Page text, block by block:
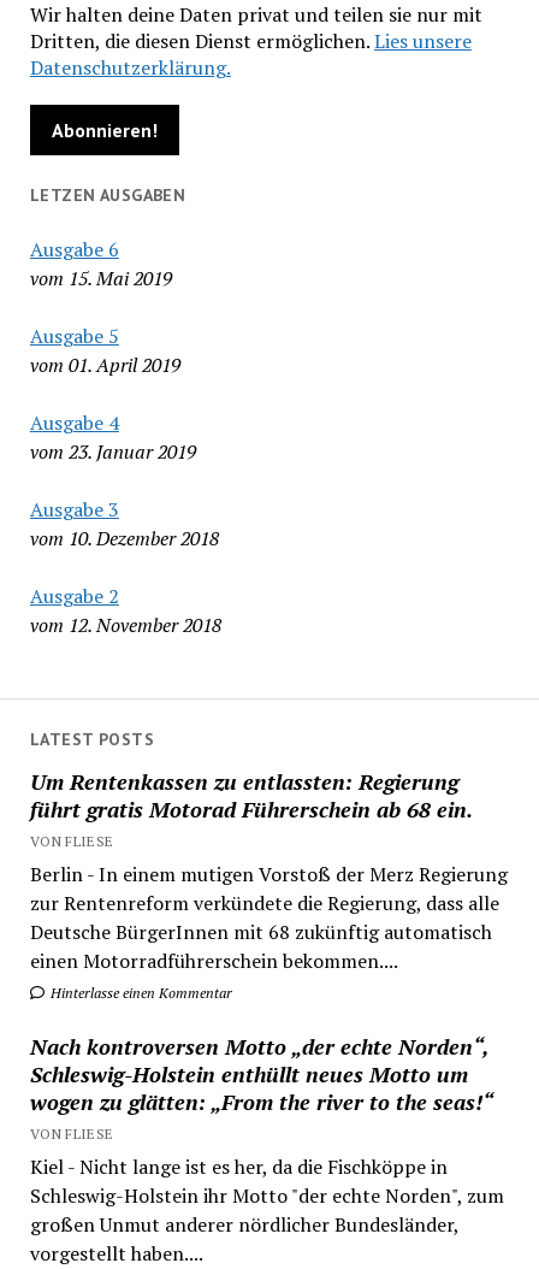
Wir halten deine Daten privat und teilen sie nur mit
Dritten, die diesen Dienst ermöglichen.Lies unsere
Datenschutzerklärung.
LETZEN AUSGABEN
Ausgabe 6
vom 15. Mai 2019
Ausgabe 5
vom 01. April 2019
Ausgabe 4
vom 23. Januar 2019
Ausgabe 3
vom 10. Dezember 2018
Ausgabe 2
vom 12. November 2018
LATEST POSTS
Um Rentenkassen zu entlassten: Regierung
führt gratis Motorad Führerschein ab 68 ein.
VON FLIESE
Berlin - In einem mutigen Vorstoß der Merz Regierung
zur Rentenreform verkündete die Regierung, dass alle
Deutsche BürgerInnen mit 68 zukünftig automatisch
einen Motorradführerschein bekommen....
Hinterlasse einen Kommentar
Nach kontroversen Motto „der echte Norden“,
Schleswig-Holstein enthüllt neues Motto um
wogen zu glätten: „From the river to the seas!“
VON FLIESE
Kiel - Nicht lange ist es her, da die Fischköppe in
Schleswig-Holstein ihr Motto "der echte Norden", zum
großen Unmut anderer nördlicher Bundesländer,
vorgestellt haben....